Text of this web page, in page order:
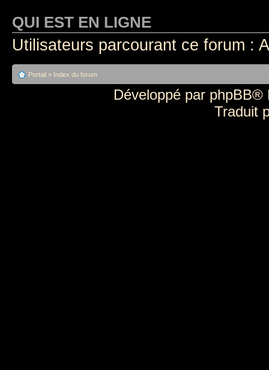
QUI EST EN LIGNE
Utilisateurs parcourant ce forum :
Portail » Index du forum
Développé par phpBB®
Traduit